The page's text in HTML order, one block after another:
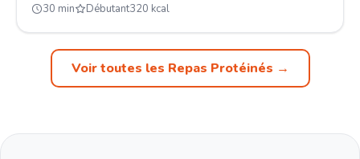
30 min Débutant320 kcal
Voir toutes les Repas Protéinés →